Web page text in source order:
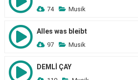
74 Musik
Alles was bleibt
97 Musik
DEMLİ ÇAY